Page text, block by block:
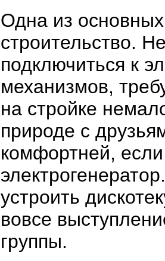
Одна из
строительство.
подключиться к
механизмов,
на стройке
природе с
комфортней,
устроить
вовсе
группы.